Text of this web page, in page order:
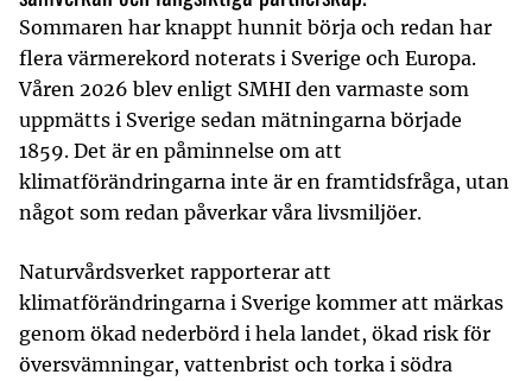
Sommaren har knappt hunnit börja och redan har
flera värmerekord noterats i Sverige och Europa.
Våren 2026 blev enligt SMHI den varmaste som
uppmätts i Sverige sedan mätningarna började
1859. Det är en påminnelse om att
klimatförändringarna inte är en framtidsfråga, utan
något som redan påverkar våra livsmiljöer.
Naturvårdsverket rapporterar att
klimatförändringarna i Sverige kommer att märkas
genom ökad nederbörd i hela landet, ökad risk för
översvämningar, vattenbrist och torka i södra